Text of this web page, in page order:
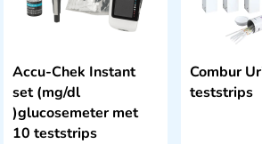
Accu-Chek Instant
set (mg/dl
)glucosemeter met
10 teststrips
Combur
teststrips